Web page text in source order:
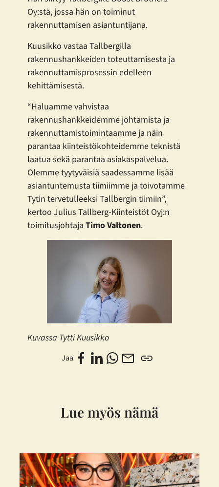
Oy:stä, jossa hän on toiminut
rakennuttamisen asiantuntijana.
Kuusikko vastaa Tallbergilla
rakennushankkeiden toteuttamisesta ja
rakennuttamisprosessin edelleen
kehittämisestä.
“Haluamme vahvistaa
rakennushankkeidemme johtamista ja
rakennuttamistoimintaamme ja näin
parantaa kiinteistökohteidemme teknistä
laatua sekä parantaa asiakaspalvelua.
Olemme tyytyväisiä saadessamme lisää
asiantuntemusta tiimiimme ja toivotamme
Tytin tervetulleeksi Tallbergin tiimiin”,
kertoo Julius Tallberg-Kiinteistöt Oyj:n
toimitusjohtaja Timo Valtonen.
Kuvassa Tytti Kuusikko
Jaa
Lue myös nämä